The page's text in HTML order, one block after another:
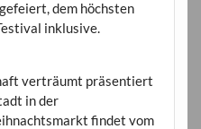
dem höchsten
inklusive.
verträumt präsentiert
in der
findet vom